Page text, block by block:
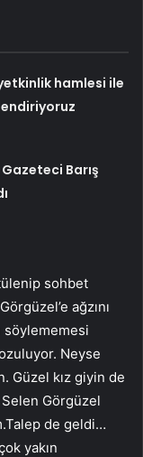
hamlesi ile
Barış
sohbet
ağzını
söylememesi
Neyse
Güzel kız giyin de
Görgüzel
de geldi…
yakın